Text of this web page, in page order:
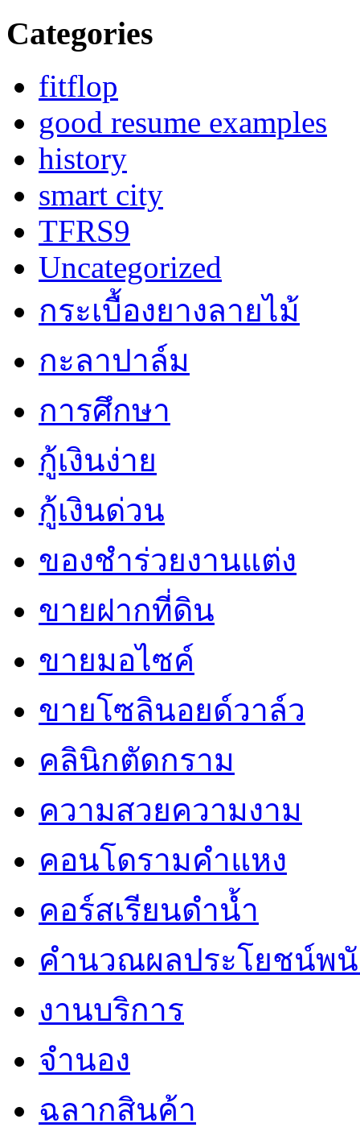
Categories
fitflop
good resume examples
history
smart city
TFRS9
Uncategorized
กระเบื้องยางลายไม้
กะลาปาล์ม
การศึกษา
กู้เงินง่าย
กู้เงินด่วน
ของชำร่วยงานแต่ง
ขายฝากที่ดิน
ขายมอไซค์
ขายโซลินอยด์วาล์ว
คลินิกตัดกราม
ความสวยความงาม
คอนโดรามคำแหง
คอร์สเรียนดำน้ำ
คำนวณผลประโยชน์พ
งานบริการ
จำนอง
ฉลากสินค้า